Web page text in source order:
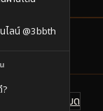
ไลน์ @3bbth
?
ดูแพ็กเกจทั้งหมด